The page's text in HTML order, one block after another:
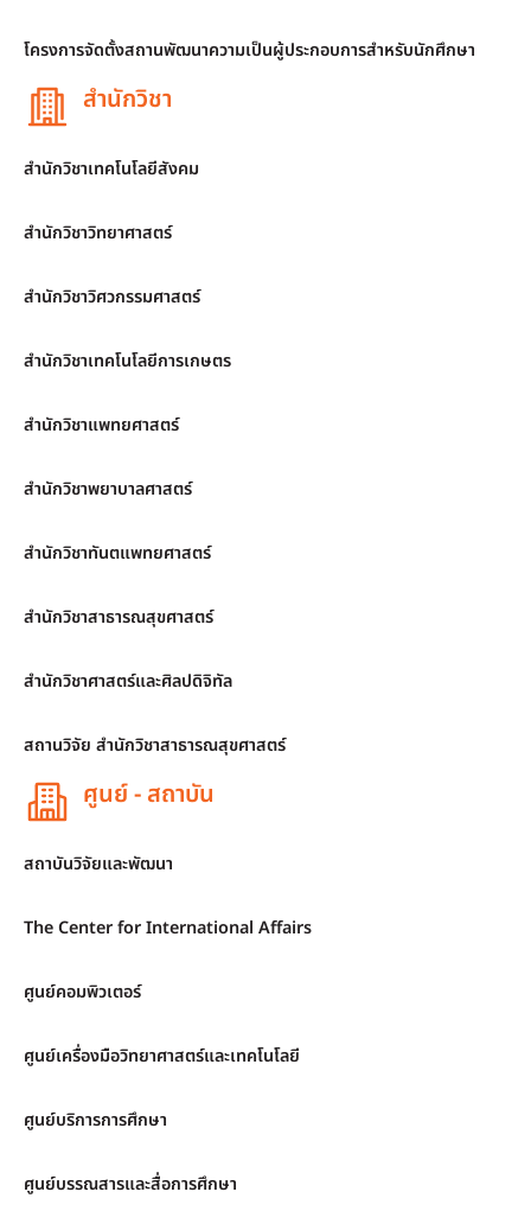
โครงการจัดตั้งสถานพัฒนาความเป็นผู้ประกอบการสำหรับนักศึกษา
สำนักวิชา
สำนักวิชาเทคโนโลยีสังคม
สำนักวิชาวิทยาศาสตร์
สำนักวิชาวิศวกรรมศาสตร์
สำนักวิชาเทคโนโลยีการเกษตร
สำนักวิชาแพทยศาสตร์
สำนักวิชาพยาบาลศาสตร์
สำนักวิชาทันตแพทยศาสตร์
สำนักวิชาสาธารณสุขศาสตร์
สำนักวิชาศาสตร์และศิลปดิจิทัล
สถานวิจัย สำนักวิชาสาธารณสุขศาสตร์
ศูนย์ - สถาบัน
สถาบันวิจัยและพัฒนา
The Center for International Affairs
ศูนย์คอมพิวเตอร์
ศูนย์เครื่องมือวิทยาศาสตร์และเทคโนโลยี
ศูนย์บริการการศึกษา
ศูนย์บรรณสารและสื่อการศึกษา